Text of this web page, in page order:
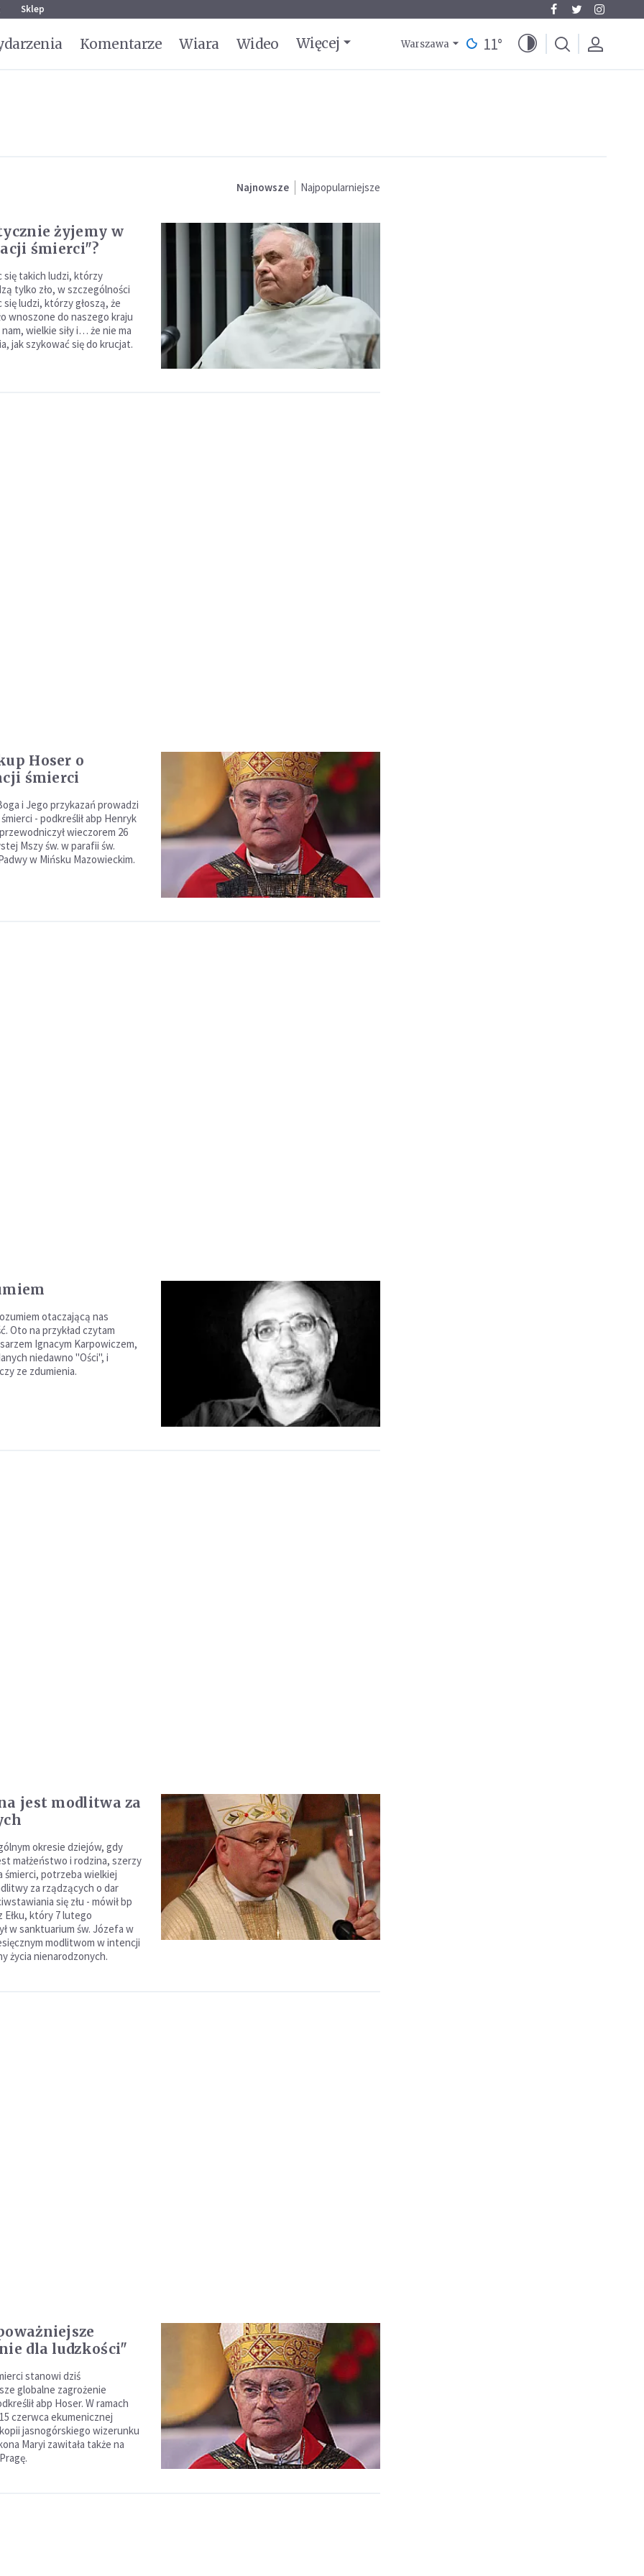
Sklep
Komentarze Wiara Wideo Więcej Warszawa 11°
Najnowsze Najpopularniejsze
żyjemy w
śmierci"?
się takich ludzi, którzy
tylko zło, w szczególności
ludzi, którzy głoszą, że
wnoszone do naszego kraju
wielkie siły i… że nie ma
jak szykować się do krucjat.
Hoser o
śmierci
i Jego przykazań prowadzi
- podkreślił abp Henryk
wieczorem 26
Mszy św. w parafii św.
w Mińsku Mazowieckim.
otaczającą nas
Oto na przykład czytam
Ignacym Karpowiczem,
niedawno "Ości", i
ze zdumienia.
jest modlitwa za
okresie dziejów, gdy
małżeństwo i rodzina, szerzy
śmierci, potrzeba wielkiej
za rządzących o dar
się złu - mówił bp
Ełku, który 7 lutego
w sanktuarium św. Józefa w
modlitwom w intencji
życia nienarodzonych.
dla ludzkości"
stanowi dziś
globalne zagrożenie
abp Hoser. W ramach
czerwca ekumenicznej
jasnogórskiego wizerunku
Maryi zawitała także na